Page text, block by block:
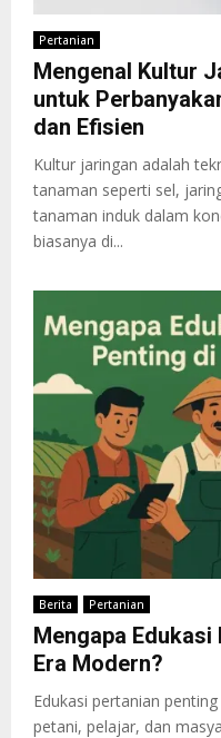
Pertanian
Mengenal Kultur
untuk
dan Efisien
Kultur jaringan adalah
tanaman seperti sel,
tanaman induk dalam
biasanya di...
Berita Pertanian
Mengapa
Era Modern?
Edukasi pertanian
petani, pelajar, dan